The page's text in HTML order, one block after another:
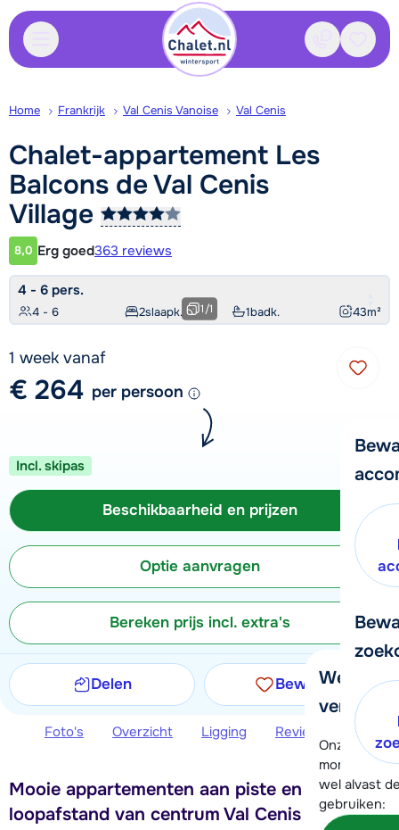
Contact
We
verder!
Onze
moment
wel alvast
gebruiken:
Home Frankrijk Val Cenis Vanoise Val Cenis
Chalet-appartement Les
Balcons de Val Cenis
Village
Klantwaardering
8,0 Erg goed363 reviews
4 - 6 pers.
4 - 6 2slaapk. 1badk. 43m²
1/1
1 week vanaf
€ 264 per persoon
Incl. skipas
Beschikbaarheid en prijzen
Optie aanvragen
Bereken prijs incl. extra's
Delen Bewaren
Foto's Overzicht Ligging Reviews
Mooie appartementen aan piste en op
loopafstand van centrum Val Cenis